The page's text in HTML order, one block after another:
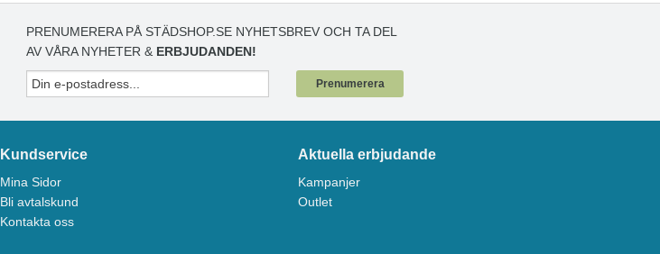
PRENUMERERA PÅ STÄDSHOP.SE NYHETSBREV OCH TA DEL
AV VÅRA NYHETER & ERBJUDANDEN!
Prenumerera
Kundservice
Mina Sidor
Bli avtalskund
Kontakta oss
Aktuella erbjudande
Kampanjer
Outlet